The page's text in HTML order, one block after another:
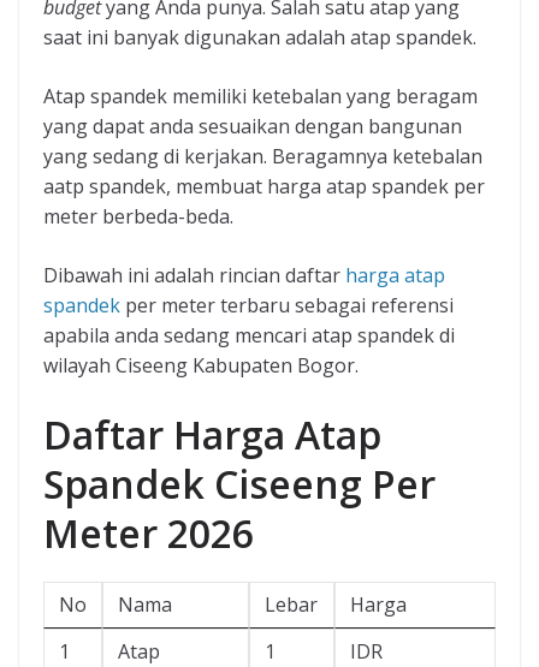
budgetyang Anda punya. Salah satu atap yang
saat ini banyak digunakan adalah atap spandek.
Atap spandek memiliki ketebalan yang beragam
yang dapat anda sesuaikan dengan bangunan
yang sedang di kerjakan. Beragamnya ketebalan
aatp spandek, membuat harga atap spandek per
meter berbeda-beda.
Dibawah ini adalah rincian daftar harga atap
spandek per meter terbaru sebagai referensi
apabila anda sedang mencari atap spandek di
wilayah Ciseeng Kabupaten Bogor.
Daftar Harga Atap
Spandek Ciseeng Per
Meter 2026
No Nama Lebar
Harga
1
Atap
1
IDR